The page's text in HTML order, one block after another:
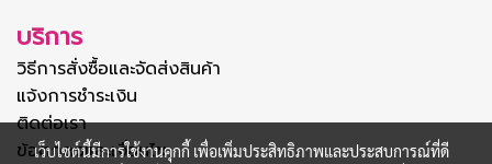
บริการ
วิธีการสั่งซื้อและจัดส่งสินค้า
แจ้งการชำระเงิน
ติดต่อเรา
ข้อตกลงและเงื่อนไข
เว็บไซต์นี้มีการใช้งานคุกกี้ เพื่อเพิ่มประสิทธิภาพและประสบการณ์ที่ดี